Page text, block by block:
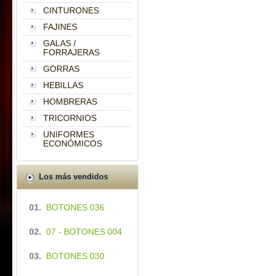
CINTURONES
FAJINES
GALAS /
FORRAJERAS
GORRAS
HEBILLAS
HOMBRERAS
TRICORNIOS
UNIFORMES
ECONÓMICOS
Los más vendidos
01. BOTONES 036
02. 07 - BOTONES 004
03. BOTONES 030